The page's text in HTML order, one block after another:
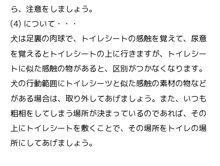
ら、注意をしましょう。
(4) について・・・
犬は足裏の肉球で、トイレシートの感触を覚えて、尿意
を覚えるとトイレシートの上に行きますが、トイレシー
トに似た感触の物があると、区別がつかなくなります。
犬の行動範囲にトイレシーツと似た感触の素材の物など
がある場合は、取り外してあげましょう。また、いつも
粗相をしてしまう場所が決まっているのであれば、その
上にトイレシートを敷くことで、その場所をトイレの場
所にしてあげましょう。